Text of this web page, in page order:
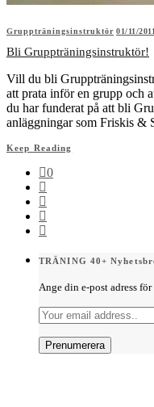
Gruppträningsinstruktör 01/11/2011
Bli Gruppträningsinstruktör!
Vill du bli
att prata inför en grupp och
du har funderat på att bli
anläggningar som Friskis
Keep Reading
0
TRÄNING 40+
Ange din e-post adress